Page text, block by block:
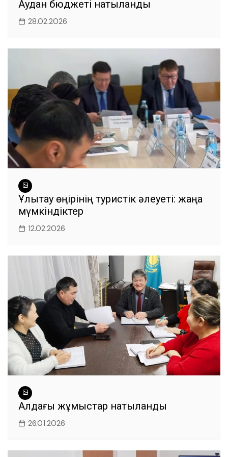
Аудан бюджеті нақтыланды
28.02.2026
Ұлытау өңірінің туристік әлеуеті: жаңа
мүмкіндіктер
12.02.2026
Алдағы жұмыстар нақтыланды
26.01.2026